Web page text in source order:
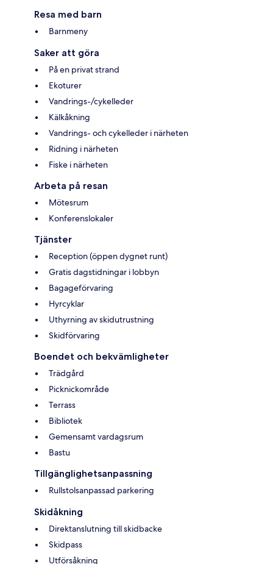
Resa med barn
Barnmeny
Saker att göra
På en privat strand
Ekoturer
Vandrings-/cykelleder
Kälkåkning
Vandrings- och cykelleder i närheten
Ridning i närheten
Fiske i närheten
Arbeta på resan
Mötesrum
Konferenslokaler
Tjänster
Reception (öppen dygnet runt)
Gratis dagstidningar i lobbyn
Bagageförvaring
Hyrcyklar
Uthyrning av skidutrustning
Skidförvaring
Boendet och bekvämligheter
Trädgård
Picknickområde
Terrass
Bibliotek
Gemensamt vardagsrum
Bastu
Tillgänglighetsanpassning
Rullstolsanpassad parkering
Skidåkning
Direktanslutning till skidbacke
Skidpass
Utförsåkning